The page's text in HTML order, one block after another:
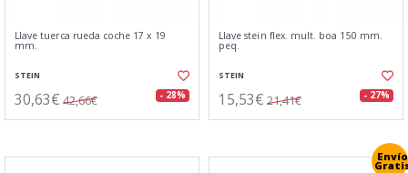
Llave tuerca rueda coche 17 x 19
mm.
STEIN
30,63€ 42,66€ - 28%
Llave stein flex. mult. boa 150 mm.
peq.
STEIN
15,53€ 21,41€ - 27%
Envío